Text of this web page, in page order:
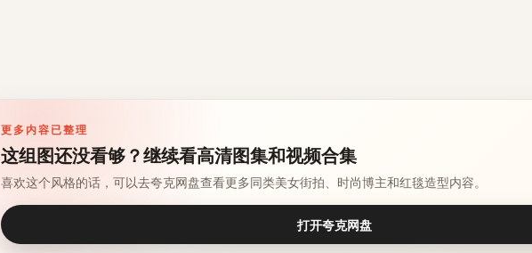
更多内容已整理
这组图还没看够？继续看高清图集和视频合集
喜欢这个风格的话，可以去夸克网盘查看更多同类美女街拍、时尚博主和红毯造型内容。
打开夸克网盘